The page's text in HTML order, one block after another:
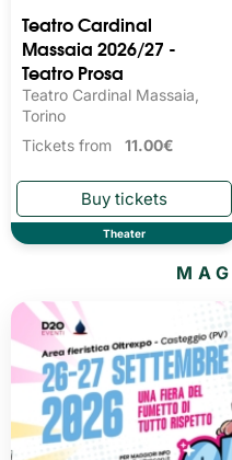
Teatro Cardinal
Massaia 2026/27 -
Teatro Prosa
Teatro Cardinal Massaia,
Torino
Tickets from 11.00€
Theater